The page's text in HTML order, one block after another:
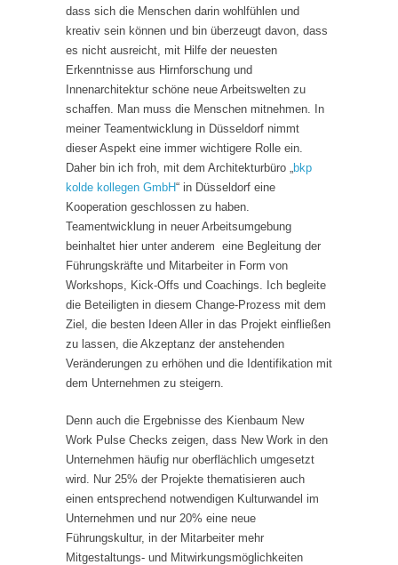
dass sich die Menschen darin wohlfühlen und
kreativ sein können und bin überzeugt davon, dass
es nicht ausreicht, mit Hilfe der neuesten
Erkenntnisse aus Hirnforschung und
Innenarchitektur schöne neue Arbeitswelten zu
schaffen. Man muss die Menschen mitnehmen. In
meiner Teamentwicklung in Düsseldorf nimmt
dieser Aspekt eine immer wichtigere Rolle ein.
Daher bin ich froh, mit dem Architekturbüro „bkp
kolde kollegen GmbH“ in Düsseldorf eine
Kooperation geschlossen zu haben.
Teamentwicklung in neuer Arbeitsumgebung
beinhaltet hier unter anderem eine Begleitung der
Führungskräfte und Mitarbeiter in Form von
Workshops, Kick-Offs und Coachings. Ich begleite
die Beteiligten in diesem Change-Prozess mit dem
Ziel, die besten Ideen Aller in das Projekt einfließen
zu lassen, die Akzeptanz der anstehenden
Veränderungen zu erhöhen und die Identifikation mit
dem Unternehmen zu steigern.
Denn auch die Ergebnisse des Kienbaum New
Work Pulse Checks zeigen, dass New Work in den
Unternehmen häufig nur oberflächlich umgesetzt
wird. Nur 25% der Projekte thematisieren auch
einen entsprechend notwendigen Kulturwandel im
Unternehmen und nur 20% eine neue
Führungskultur, in der Mitarbeiter mehr
Mitgestaltungs- und Mitwirkungsmöglichkeiten